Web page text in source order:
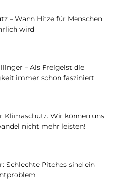
– Wann Hitze für Menschen
wird
– Als Freigeist die
immer schon fasziniert
Klimaschutz: Wir können uns
nicht mehr leisten!
Schlechte Pitches sind ein